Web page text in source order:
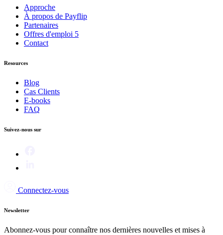
Approche
À propos de Payflip
Partenaires
Offres d'emploi 5
Contact
Resources
Blog
Cas Clients
E-books
FAQ
Suivez-nous sur
Connectez-vous
Newsletter
Abonnez-vous pour connaître nos dernières nouvelles et mises à